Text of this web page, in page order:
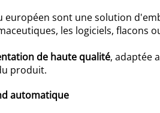
sont une solution
les logiciels, flacons
de haute qualité, adaptée
produit.
automatique